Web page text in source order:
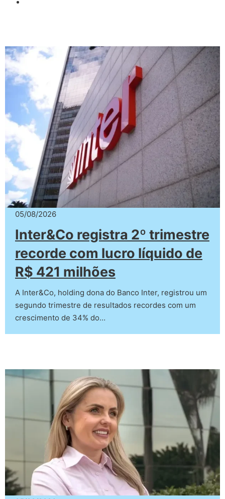
05/08/2026
Inter&Co registra 2º trimestre
recorde com lucro líquido de
R$ 421 milhões
A Inter&Co, holding dona do Banco Inter, registrou um
segundo trimestre de resultados recordes com um
crescimento de 34% do…